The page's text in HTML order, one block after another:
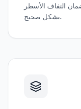
التفاف الأسطر
بشكل صحيح.